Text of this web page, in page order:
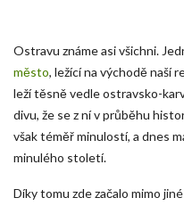
Ostravu známe asi všichni.
město, ležící na východě naší
leží těsně vedle ostravsko-
divu, že se z ní v průběhu
však téměř minulostí, a dnes
minulého století.
Díky tomu zde začalo mimo